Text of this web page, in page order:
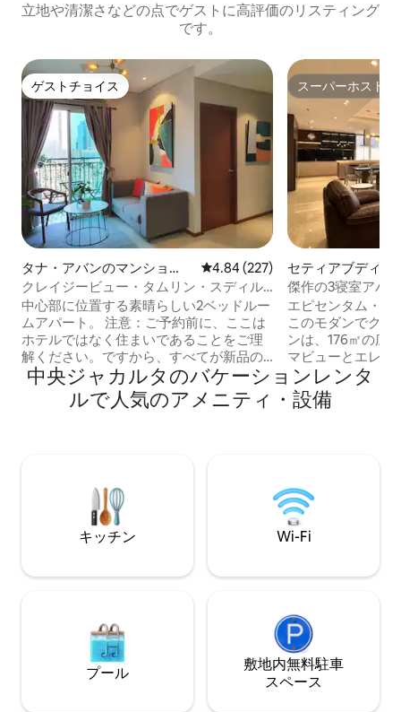
立地や清潔さなどの点でゲストに高評価のリスティング
です。
ゲストチョイス
ゲストチョイス
タナ・アバンのマンショ
ン・アパート
レビュー227件、5つ星中4.84つ
4.84 (227)
クレイジービュー・タムリン・スディル
マン、タムリン・シティ・GI・PIの隣
中心部に位置する素晴らしい2ベッドルー
ムアパート。 注意：ご予約前に、ここは
ホテルではなく住まいであることをご理
解ください。ですから、すべてが新品の
ように期待しないでください。 素晴らし
いロケーションです。目の前にグランド
インドネシアがあります。プラザインド
タイリッシュなデザイン - 24時間警備 - リ
ゾートスタイルのプール - 周辺にはカフ
ェやレストランがたくさんあります - モ
ナスシティビューで目覚めましょう！
スーパーホスト
スーパーホスト
セティアブディの
ン・アパート
傑作の3寝室アパ
専用エレベーター
エピセンタム・ク
このモダンでクラ
ンは、176㎡の広
マビューとエレガ
な融合を提供しています
ンテリア、一流
タの最高のロケ
す。チェックアウ
れます。 特に夜
いパーティーは禁止
があった場合は
中央ジャカルタのバケーションレンタ
ルで人気のアメニティ・設備
キッチン Wi-Fi
プール
敷地内無料駐⁠車
ス⁠ペ⁠ー⁠ス